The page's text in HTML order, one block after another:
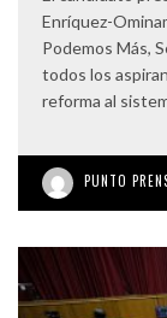
Enríquez-
Podemos Más,
todos los
reforma al
PUNTO